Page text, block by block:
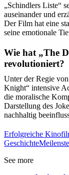
„Schindlers Liste“
auseinander und
Der Film hat eine
seine emotionale
Wie hat „The
revolutioniert?
Unter der Regie
Knight“ intensive
die moralische
Darstellung des
nachhaltig
Erfolgreiche
Geschichte
See more